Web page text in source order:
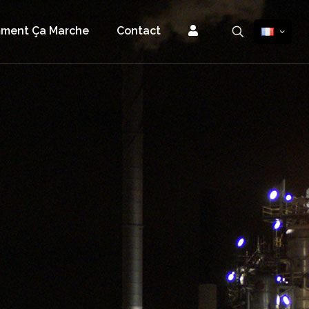
Ça Marche Contact